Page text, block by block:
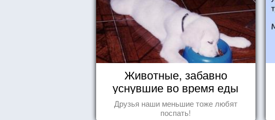
Животные, забавно
уснувшие во время еды
Друзья наши меньшие тоже любят
поспать!